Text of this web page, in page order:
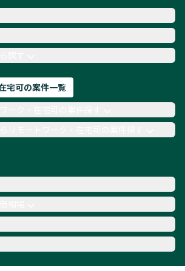
Webデザイナー
務委託
COBOL
Ruby
Laravel AWS
探す
宅可の案件一覧
リモートワーク・在宅可の案件探す